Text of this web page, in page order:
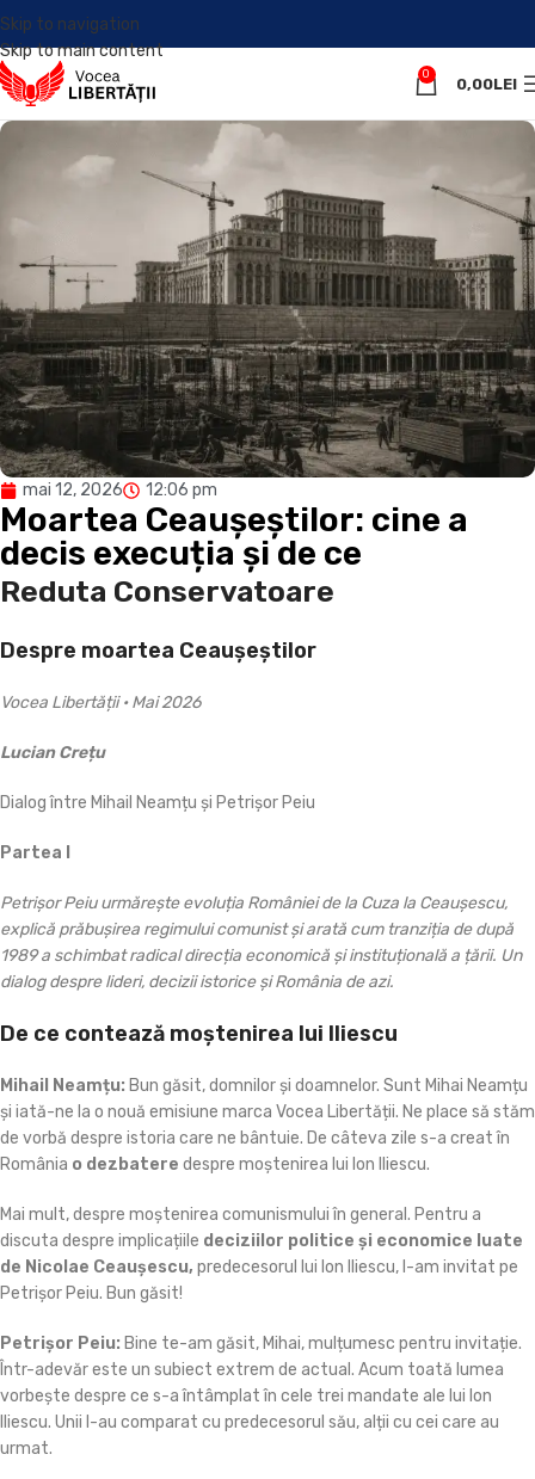
Skip to navigation
Skip to main content
0
0,00LEI
mai 12, 2026 12:06 pm
Moartea Ceaușeștilor: cine a
decis execuția și de ce
Reduta Conservatoare
Despre moartea Ceaușeștilor
Vocea Libertății • Mai 2026
Lucian Crețu
Dialog între Mihail Neamțu și Petrișor Peiu
Partea I
Petrișor Peiu urmărește evoluția României de la Cuza la Ceaușescu,
explică prăbușirea regimului comunist și arată cum tranziția de după
1989 a schimbat radical direcția economică și instituțională a țării. Un
dialog despre lideri, decizii istorice și România de azi.
De ce contează moștenirea lui Iliescu
Mihail Neamțu: Bun găsit, domnilor și doamnelor. Sunt Mihai Neamțu
și iată-ne la o nouă emisiune marca Vocea Libertății. Ne place să stăm
de vorbă despre istoria care ne bântuie. De câteva zile s-a creat în
România o dezbatere despre moștenirea lui Ion Iliescu.
Mai mult, despre moștenirea comunismului în general. Pentru a
discuta despre implicațiile deciziilor politice și economice luate
de Nicolae Ceaușescu, predecesorul lui Ion Iliescu, l-am invitat pe
Petrișor Peiu. Bun găsit!
Petrișor Peiu: Bine te-am găsit, Mihai, mulțumesc pentru invitație.
Într-adevăr este un subiect extrem de actual. Acum toată lumea
vorbește despre ce s-a întâmplat în cele trei mandate ale lui Ion
Iliescu. Unii l-au comparat cu predecesorul său, alții cu cei care au
urmat.